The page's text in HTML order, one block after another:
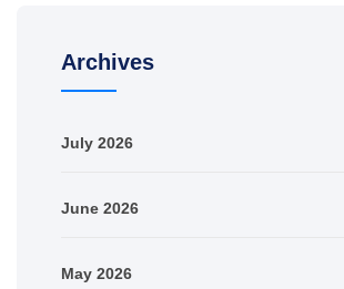
Archives
July 2026
June 2026
May 2026